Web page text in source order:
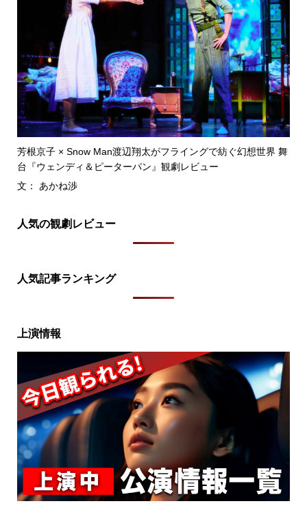
芳根京子 × Snow Man渡辺翔太がフライングで紡ぐ幻想世界 舞
台『ウェンディ＆ピーターパン』観劇レビュー
文： あかね渉
人気の観劇レビュー
人気記事ランキング
上演情報